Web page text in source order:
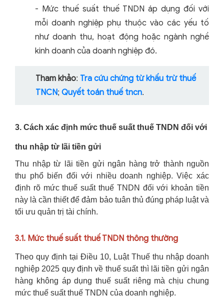
- Mức thuế suất thuế TNDN áp dụng đối với
mỗi doanh nghiệp phụ thuộc vào các yếu tố
như doanh thu, hoạt động hoặc ngành nghề
kinh doanh của doanh nghiệp đó.
Tham khảo: Tra cứu chứng từ khấu trừ thuế
TNCN; Quyết toán thuế tncn.
3. Cách xác định mức thuế suất thuế TNDN đối với
thu nhập từ lãi tiền gửi
Thu nhập từ lãi tiền gửi ngân hàng trở thành nguồn
thu phổ biến đối với nhiều doanh nghiệp. Việc xác
định rõ mức thuế suất thuế TNDN đối với khoản tiền
này là cần thiết để đảm bảo tuân thủ đúng pháp luật và
tối ưu quản trị tài chính.
3.1. Mức thuế suất thuế TNDN thông thường
Theo quy định tại Điều 10, Luật Thuế thu nhập doanh
nghiệp 2025 quy định về thuế suất thì lãi tiền gửi ngân
hàng không áp dụng thuế suất riêng mà chịu chung
mức thuế suất thuế TNDN của doanh nghiệp.